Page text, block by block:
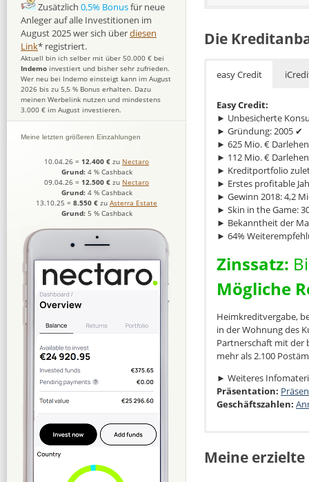
Die
easy Credit
Easy Credit:
► Unbesicherte
► Gründung: 2005 ✔
► 625 Mio. €
► 112 Mio. €
► Kreditportfolio
► Erstes profitable
► Gewinn 2018: 4,2
► Skin in the Game:
► Bekanntheit der
► 64%
Zinssatz:
Mögliche
Heimkreditvergabe,
in der Wohnung des
Partnerschaft mit der
mehr als 2.100
► Weiteres
Präsentation:
Geschäftszahlen:
► Unbesicherte
► Gründung: 2011 ✔
auf IUVO plaziert
Meine
Zusätzlich 0,5% Bonusfür neue
Anleger auf alle Investitionen im
August 2025 wer sich überdiesen
Link* registriert.
Aktuell bin ich selber mit über 50.000 € bei
Indemo investiert und bisher sehr zufrieden.
Wer neu bei Indemo einsteigt kann im August
2026 bis zu 5,5 % Bonus erhalten. Dazu
meinen Werbelink nutzen und mindestens
3.000 € im August investieren.
Meine letzten größeren Einzahlungen
10.04.26 = 12.400 € zu Nectaro
Grund: 4 % Cashback
09.04.26 = 12.500 € zu Nectaro
Grund: 4 % Cashback
13.10.25 = 8.550 € zu Asterra Estate
Grund: 5 % Cashback